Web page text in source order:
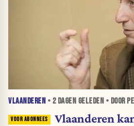
VLAANDEREN • 2 DAGEN GELEDEN • DOOR
Vlaanderen